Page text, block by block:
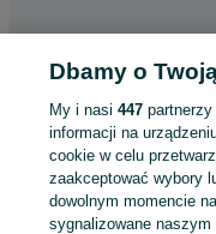
Strona główna Motoryzacja
KATEGORIA
ID:1073754907
Dbamy o
My i nasi447
informacji na
cookie w celu
zaakceptować wybory
dowolnym momencie
sygnalizowane naszym